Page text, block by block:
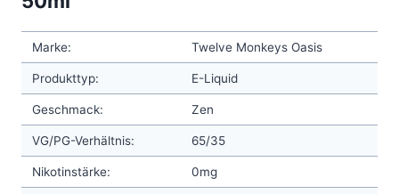
Marke: Twelve Monkeys Oasis
Produkttyp: E-Liquid
Geschmack: Zen
VG/PG-Verhältnis: 65/35
Nikotinstärke: 0mg